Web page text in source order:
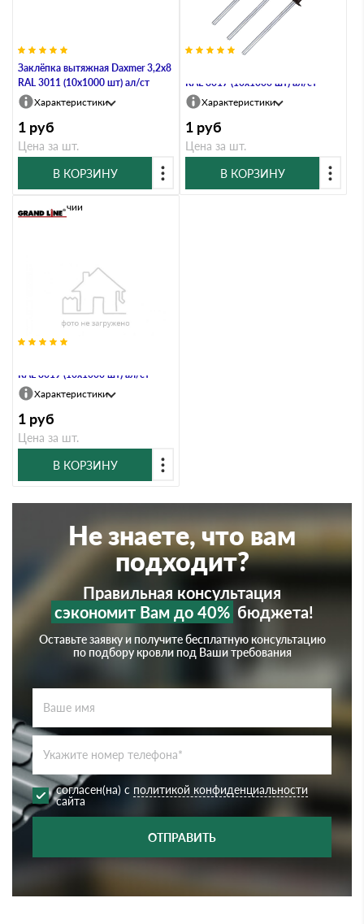
Заклёпка вытяжная Daxmer 3,2х8
RAL 3011 (10х1000 шт) ал/ст
Характеристики
1 руб
Цена за шт.
В КОРЗИНУ
RAL 8017 (10х1000 шт) ал/ст
Характеристики
1 руб
Цена за шт.
В КОРЗИНУ
RAL 8019 (10х1000 шт) ал/ст
В наличии
Характеристики
1 руб
Цена за шт.
В КОРЗИНУ
Не знаете, что вам
подходит?
Правильная консультация
сэкономит Вам до 40% бюджета!
Оставьте заявку и получите бесплатную консультацию
по подбору кровли под Ваши требования
согласен(на) с политикой конфиденциальности
сайта
ОТПРАВИТЬ